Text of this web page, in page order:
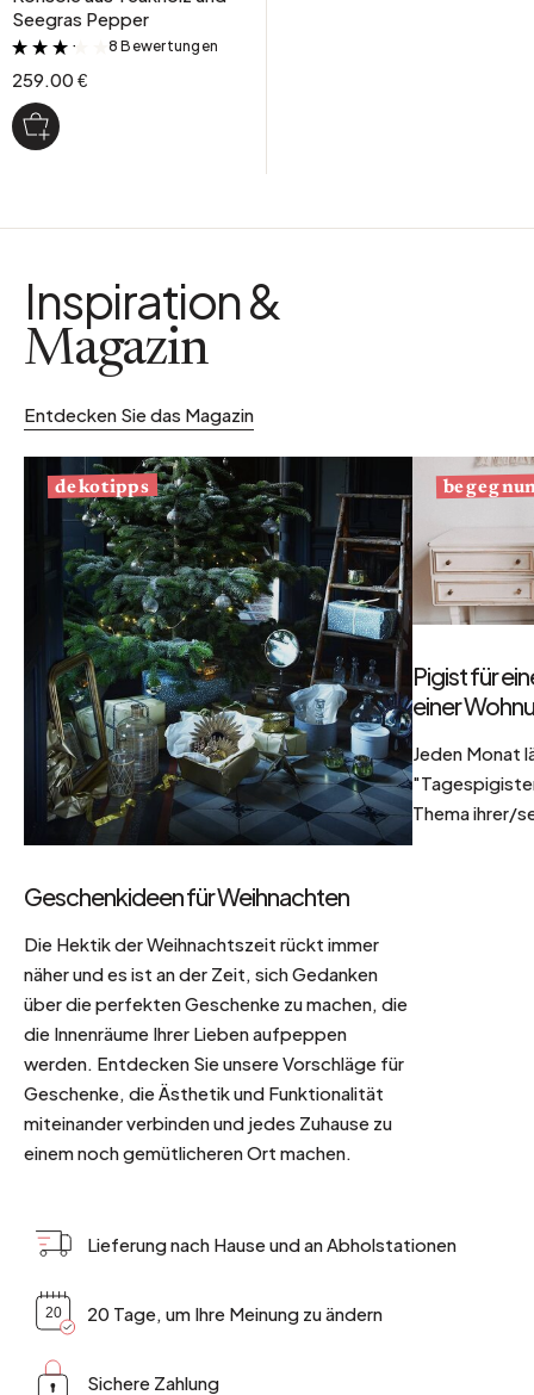
Seegras Pepper
&
8 Bewertungen
259.00 €
Inspiration &
Magazin
Entdecken Sie das Magazin
dekotipps
Geschenkideen für Weihnachten
Die Hektik der Weihnachtszeit rückt immer
näher und es ist an der Zeit, sich Gedanken
über die perfekten Geschenke zu machen, die
die Innenräume Ihrer Lieben aufpeppen
werden. Entdecken Sie unsere Vorschläge für
Geschenke, die Ästhetik und Funktionalität
miteinander verbinden und jedes Zuhause zu
einem noch gemütlicheren Ort machen.
Pigist für
einer
Jeden Monat
Thema ihrer/
Lieferung nach Hause und an Abholstationen
20 Tage, um Ihre Meinung zu ändern
Sichere Zahlung